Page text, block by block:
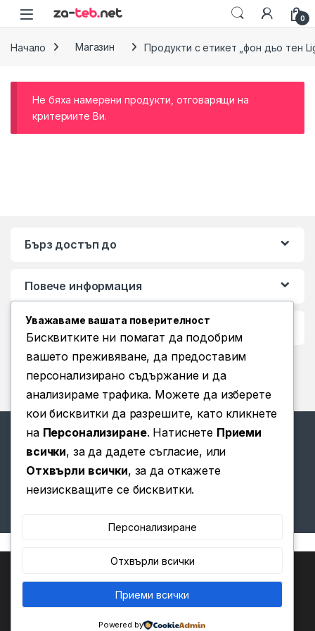
Skip to navigation
Skip to content
0
Начало Магазин Продукти с етикет „фон дьо тен
Не бяха намерени продукти, отговарящи на
критериите Ви.
Бърз достъп до
Повече информация
Условия за ползване
Имате въпроси? Позвънете
ни!
Уважаваме вашата поверителност
Бисквитките ни помагат да подобрим
вашето преживяване, да предоставим
персонализирано съдържание и да
анализираме трафика. Можете да изберете
кои бисквитки да разрешите, като кликнете
на Персонализиране. Натиснете Приеми
всички, за да дадете съгласие, или
Отхвърли всички, за да откажете
неизискващите се бисквитки.
Персонализиране
Отхвърли всички
Приеми всички
Powered by
Ние използваме бисквитки, за да ви предоставим най-
доброто изживяване на нашия уебсайт.
Можете да научите повече за това кои бисквитки
използваме или да ги изключите вНастройки.